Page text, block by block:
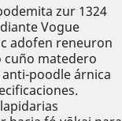
zur 1324
Vogue
adofen reneuron
cuño matedero
poodle árnica